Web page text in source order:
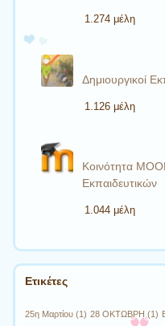
1.274 μέλη
Δημιουργικοί
1.126 μέλη
Κοινότητα
Εκπαιδευτικών
1.044 μέλη
Ετικέτες
25η Μαρτίου (1) 28 ΟΚΤΩΒΡΗ (1)